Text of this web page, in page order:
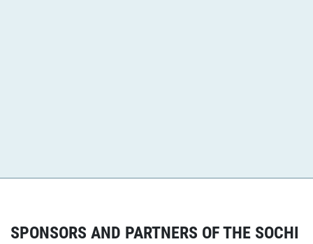
SPONSORS AND PARTNERS OF THE SOCHI